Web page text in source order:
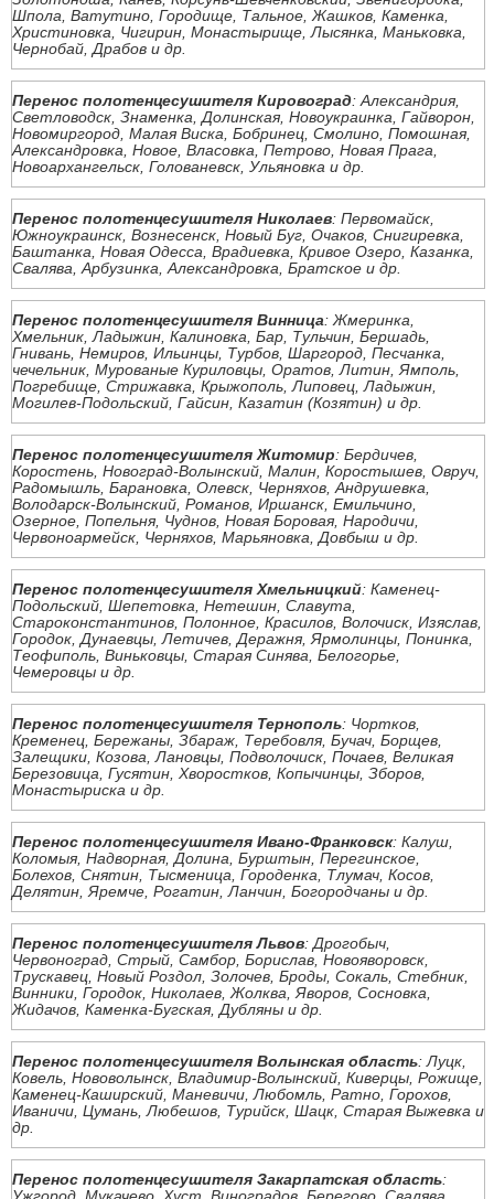
Шпола, Ватутино, Городище, Тальное, Жашков, Каменка,
Христиновка, Чигирин, Монастырище, Лысянка, Маньковка,
Чернобай, Драбов и др.
Перенос полотенцесушителя Кировоград: Александрия,
Светловодск, Знаменка, Долинская, Новоукраинка, Гайворон,
Новомиргород, Малая Виска, Бобринец, Смолино, Помошная,
Александровка, Новое, Власовка, Петрово, Новая Прага,
Новоархангельск, Голованевск, Ульяновка и др.
Перенос полотенцесушителя Николаев: Первомайск,
Южноукраинск, Вознесенск, Новый Буг, Очаков, Снигиревка,
Баштанка, Новая Одесса, Врадиевка, Кривое Озеро, Казанка,
Свалява, Арбузинка, Александровка, Братское и др.
Перенос полотенцесушителя Винница: Жмеринка,
Хмельник, Ладыжин, Калиновка, Бар, Тульчин, Бершадь,
Гнивань, Немиров, Ильинцы, Турбов, Шаргород, Песчанка,
чечельник, Мурованые Куриловцы, Оратов, Литин, Ямполь,
Погребище, Стрижавка, Крыжополь, Липовец, Ладыжин,
Могилев-Подольский, Гайсин, Казатин (Козятин) и др.
Перенос полотенцесушителя Житомир: Бердичев,
Коростень, Новоград-Волынский, Малин, Коростышев, Овруч,
Радомышль, Барановка, Олевск, Черняхов, Андрушевка,
Володарск-Волынский, Романов, Иршанск, Емильчино,
Озерное, Попельня, Чуднов, Новая Боровая, Народичи,
Червоноармейск, Черняхов, Марьяновка, Довбыш и др.
Перенос полотенцесушителя Хмельницкий: Каменец-
Подольский, Шепетовка, Нетешин, Славута,
Староконстантинов, Полонное, Красилов, Волочиск, Изяслав,
Городок, Дунаевцы, Летичев, Деражня, Ярмолинцы, Понинка,
Теофиполь, Виньковцы, Старая Синява, Белогорье,
Чемеровцы и др.
Перенос полотенцесушителя Тернополь: Чортков,
Кременец, Бережаны, Збараж, Теребовля, Бучач, Борщев,
Залещики, Козова, Лановцы, Подволочиск, Почаев, Великая
Березовица, Гусятин, Хворостков, Копычинцы, Зборов,
Монастыриска и др.
Перенос полотенцесушителя Ивано-Франковск: Калуш,
Коломыя, Надворная, Долина, Бурштын, Перегинское,
Болехов, Снятин, Тысменица, Городенка, Тлумач, Косов,
Делятин, Яремче, Рогатин, Ланчин, Богородчаны и др.
Перенос полотенцесушителя Львов: Дрогобыч,
Червоноград, Стрый, Самбор, Борислав, Новояворовск,
Трускавец, Новый Роздол, Золочев, Броды, Сокаль, Стебник,
Винники, Городок, Николаев, Жолква, Яворов, Сосновка,
Жидачов, Каменка-Бугская, Дубляны и др.
Перенос полотенцесушителя Волынская область: Луцк,
Ковель, Нововолынск, Владимир-Волынский, Киверцы, Рожище,
Каменец-Каширский, Маневичи, Любомль, Ратно, Горохов,
Иваничи, Цумань, Любешов, Турийск, Шацк, Старая Выжевка и
др.
Перенос полотенцесушителя Закарпатская область: